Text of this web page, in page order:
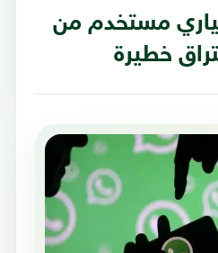
مستخدم من
خطيرة